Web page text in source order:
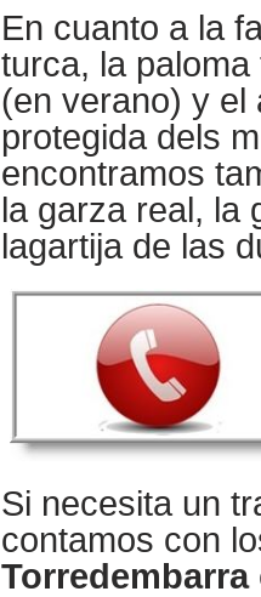
En cuanto a la
turca, la
(en verano) y el
protegida dels
encontramos
la garza real, la
lagartija de las
Si necesita un
contamos con
Torredembarra